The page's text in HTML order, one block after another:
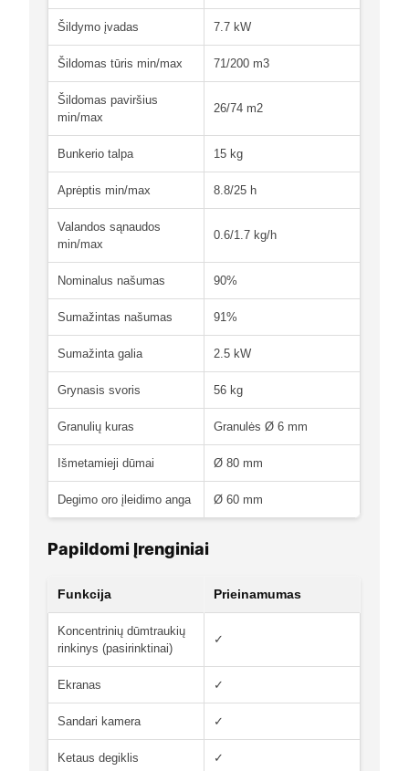
Šildymo įvadas 7.7 kW
Šildomas tūris min/max 71/200 m3
Šildomas paviršius
min/max
26/74 m2
Bunkerio talpa 15 kg
Aprėptis min/max 8.8/25 h
Valandos sąnaudos
min/max
0.6/1.7 kg/h
Nominalus našumas 90%
Sumažintas našumas 91%
Sumažinta galia 2.5 kW
Grynasis svoris 56 kg
Granulių kuras Granulės Ø 6 mm
Išmetamieji dūmai Ø 80 mm
Degimo oro įleidimo anga Ø 60 mm
Papildomi Įrenginiai
Funkcija Prieinamumas
Koncentrinių dūmtraukių
rinkinys (pasirinktinai)
✓
Ekranas ✓
Sandari kamera ✓
Ketaus degiklis ✓